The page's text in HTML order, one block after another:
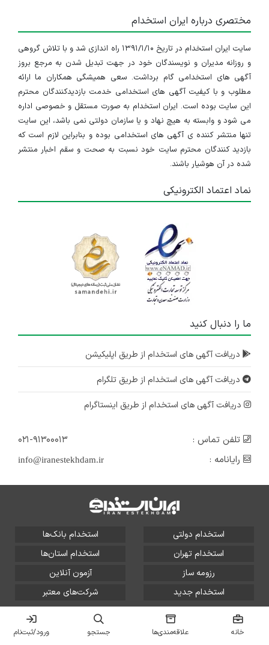
مختصری درباره ایران استخدام
سایت ایران استخدام در تاریخ ۱۳۹۱/۱/۱۰ راه اندازی شد و با تلاش گروهی
و روزانه مدیران و نویسندگان خود در جهت تبدیل شدن به مرجع بروز
آگهی های استخدامی گام برداشت. سعی همیشگی همکاران ما ارائه
مطلوب و با کیفیت آگهی های استخدامی خدمت بازدیدکنندگان محترم
این سایت بوده است. ایران استخدام به صورت مستقل و خصوصی اداره
می شود و وابسته به هیچ نهاد و یا سازمان دولتی نمی باشد، این سایت
تنها منتشر کننده ی آگهی های استخدامی بوده و بنابراین لازم است که
بازدید کنندگان محترم سایت خود نسبت به صحت و سقم اخبار منتشر
شده در آن هوشیار باشند.
نماد اعتماد الکترونیکی
ما را دنبال کنید
دریافت آگهی های استخدام از طریق اپلیکیشن
دریافت آگهی های استخدام از طریق تلگرام
دریافت آگهی های استخدام از طریق اینستاگرام
تلفن تماس :
۰۲۱-۹۱۳۰۰۰۱۳
رایانامه :
info@iranestekhdam.ir
استخدام دولتی
استخدام بانک‌ها
استخدام تهران
استخدام استان‌ها
رزومه ساز
آزمون آنلاین
استخدام جدید
شرکت‌های معتبر
تمامی حقوق این سایت برای آلتین سیستم محفوظ است و هر
گونه سوءاستفاده از آن پیگرد قانونی دارد.
خانه علاقه‌مندی‌ها جستجو ورود/ثبت‌نام